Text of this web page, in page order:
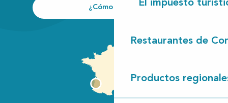
El impuesto
Restaurantes de
Productos
¿Cómo llegar?